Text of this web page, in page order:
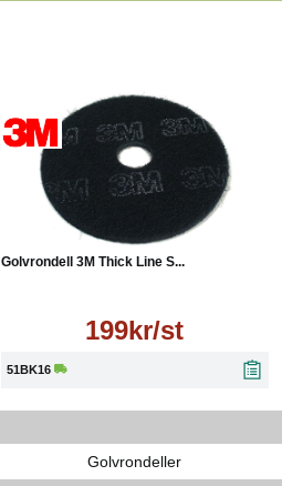
Golvrondell 3M Thick Line S...
199kr/st
51BK16
Golvrondeller